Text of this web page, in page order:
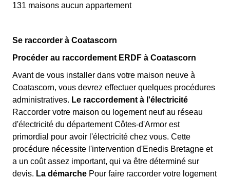
131 maisons aucun appartement
Se raccorder à Coatascorn
Procéder au raccordement ERDF à Coatascorn
Avant de vous installer dans votre maison neuve à
Coatascorn, vous devrez effectuer quelques procédures
administratives. Le raccordement à l'électricité
Raccorder votre maison ou logement neuf au réseau
d'électricité du département Côtes-d'Armor est
primordial pour avoir l'électricité chez vous. Cette
procédure nécessite l'intervention d'Enedis Bretagne et
a un coût assez important, qui va être déterminé sur
devis. La démarche Pour faire raccorder votre logement